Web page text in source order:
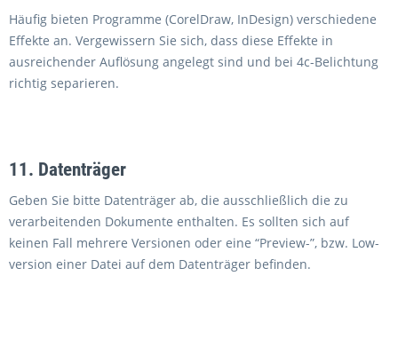
Häufig bieten Programme (CorelDraw, InDesign) verschiedene
Effekte an. Vergewissern Sie sich, dass diese Effekte in
ausreichender Auflösung angelegt sind und bei 4c-Belichtung
richtig separieren.
11. Datenträger
Geben Sie bitte Datenträger ab, die ausschließlich die zu
verarbeitenden Dokumente enthalten. Es sollten sich auf
keinen Fall mehrere Versionen oder eine “Preview-”, bzw. Low-
version einer Datei auf dem Datenträger befinden.